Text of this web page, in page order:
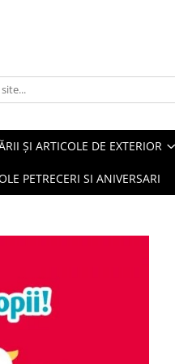
ȘI ARTICOLE DE EXTERIOR
PETRECERI SI ANIVERSARI